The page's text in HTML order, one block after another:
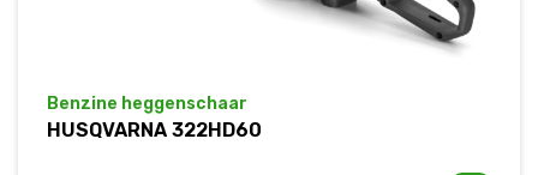
Benzine heggenschaar
HUSQVARNA 322HD60